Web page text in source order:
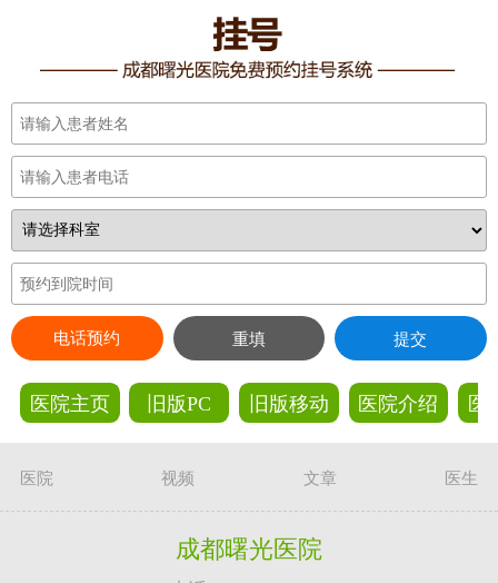
电话预约 重填 提交
医院主页 旧版PC 旧版移动 医院介绍 医
医院 视频 文章 医生
成都曙光医院